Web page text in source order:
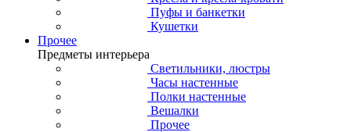
Пуфы и банкетки
Кушетки
Прочее
Предметы интерьера
Светильники, люстры
Часы настенные
Полки настенные
Вешалки
Прочее